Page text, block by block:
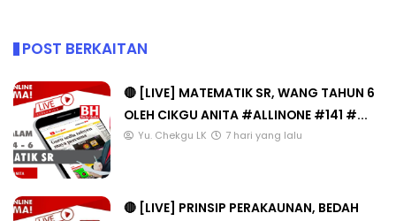
POST BERKAITAN
🔴 [LIVE] MATEMATIK SR, WANG TAHUN 6
OLEH CIKGU ANITA #ALLINONE #141 #...
Yu. Chekgu LK 7 hari yang lalu
🔴 [LIVE] PRINSIP PERAKAUNAN, BEDAH